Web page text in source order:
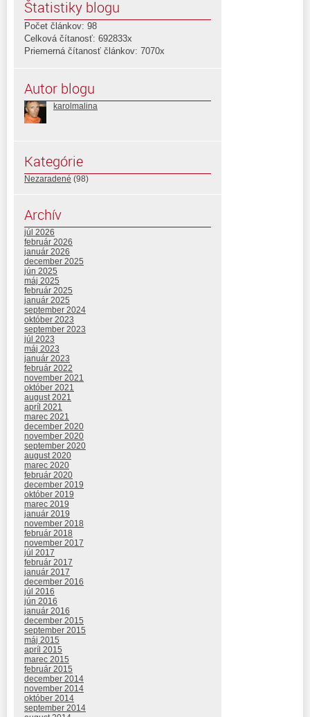
Štatistiky blogu
Počet článkov: 98
Celková čítanosť: 692833x
Priemerná čítanosť článkov: 7070x
Autor blogu
karolmalina
Kategórie
Nezaradené (98)
Archív
júl 2026
február 2026
január 2026
december 2025
jún 2025
máj 2025
február 2025
január 2025
september 2024
október 2023
september 2023
júl 2023
máj 2023
január 2023
február 2022
november 2021
október 2021
august 2021
apríl 2021
marec 2021
december 2020
november 2020
september 2020
august 2020
marec 2020
február 2020
december 2019
október 2019
marec 2019
január 2019
november 2018
február 2018
november 2017
júl 2017
február 2017
január 2017
december 2016
júl 2016
jún 2016
január 2016
december 2015
september 2015
máj 2015
apríl 2015
marec 2015
február 2015
december 2014
november 2014
október 2014
september 2014